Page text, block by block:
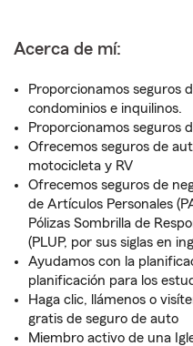
Acerca de mí:
Proporcionamos seguros
condominios e inquilinos.
Proporcionamos seguros
Ofrecemos seguros de
motocicleta y RV
Ofrecemos seguros de
de Artículos Personales
Pólizas Sombrilla de
(PLUP, por sus siglas en
Ayudamos con la
planificación para los
Haga clic, llámenos o
gratis de seguro de auto
Miembro activo de una